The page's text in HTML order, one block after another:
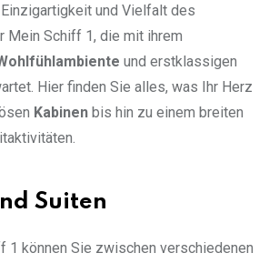
und Vielfalt des
Mein Schiff 1, die mit ihrem
und erstklassigen
Hier finden Sie alles, was Ihr Herz
Kabinen bis hin zu einem breiten
Suiten
1 können Sie zwischen verschiedenen